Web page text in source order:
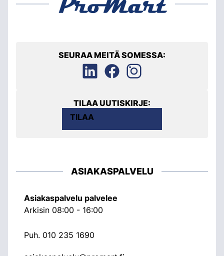
SEURAA MEITÄ SOMESSA:
TILAA UUTISKIRJE:
TILAA
ASIAKASPALVELU
Asiakaspalvelu palvelee
Arkisin 08:00 - 16:00
Puh. 010 235 1690